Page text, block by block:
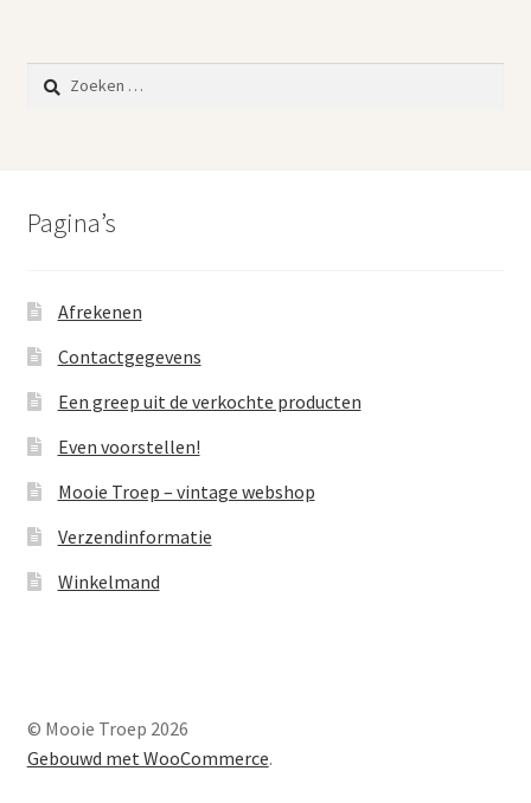
Zoeken
naar:
Pagina’s
Afrekenen
Contactgegevens
Een greep uit de verkochte producten
Even voorstellen!
Mooie Troep – vintage webshop
Verzendinformatie
Winkelmand
© Mooie Troep 2026
Gebouwd met WooCommerce.